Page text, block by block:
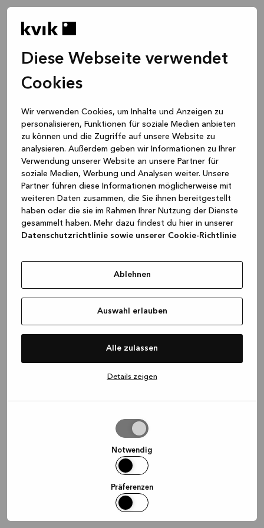
Diese Webseite verwendet
Cookies
Wir verwenden Cookies, um Inhalte und Anzeigen zu
personalisieren, Funktionen für soziale Medien anbieten
zu können und die Zugriffe auf unsere Website zu
analysieren. Außerdem geben wir Informationen zu Ihrer
Verwendung unserer Website an unsere Partner für
soziale Medien, Werbung und Analysen weiter. Unsere
Partner führen diese Informationen möglicherweise mit
weiteren Daten zusammen, die Sie ihnen bereitgestellt
haben oder die sie im Rahmen Ihrer Nutzung der Dienste
gesammelt haben. Mehr dazu findest du hier in unserer
Datenschutzrichtlinie sowie unserer Cookie-Richtlinie
Ablehnen
Auswahl erlauben
Alle zulassen
Details zeigen
Notwendig
Präferenzen
loadingwww.kvik.de (see the browser console for more
information)